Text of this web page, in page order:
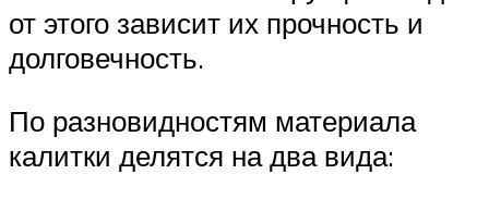
от этого зависит их прочность и
долговечность.
По разновидностям материала
калитки делятся на два вида: